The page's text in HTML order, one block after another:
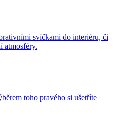
svíčkami do interiéru, či
atmosféry.
toho pravého si ušetříte